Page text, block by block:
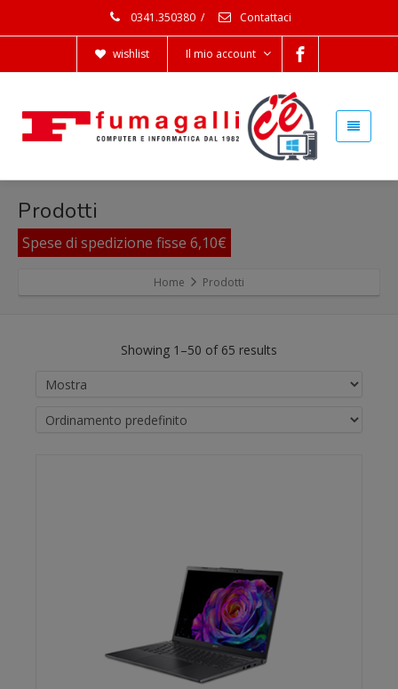
0341.350380 / Contattaci
wishlist Il mio account
Prodotti
Spese di spedizione fisse 6,10€
Home Prodotti
Showing 1–50 of 65 results